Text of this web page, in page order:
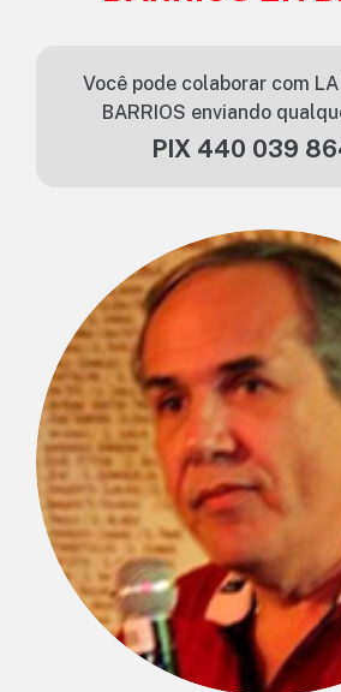
Você pode colaborar com LA
BARRIOS enviando
PIX 440 039